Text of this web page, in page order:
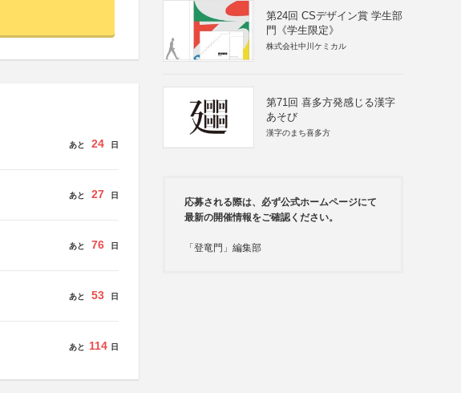
あと 24 日
あと 27 日
あと 76 日
あと 53 日
あと 114 日
第24回 CSデザイン賞 学生部
門《学生限定》
株式会社中川ケミカル
第71回 喜多方発感じる漢字
あそび
漢字のまち喜多方
応募される際は、必ず公式ホームページにて
最新の開催情報をご確認ください。
「登竜門」編集部